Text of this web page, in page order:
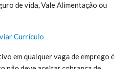
de vida, Vale Alimentação ou
Currículo
em qualquer vaga de emprego é